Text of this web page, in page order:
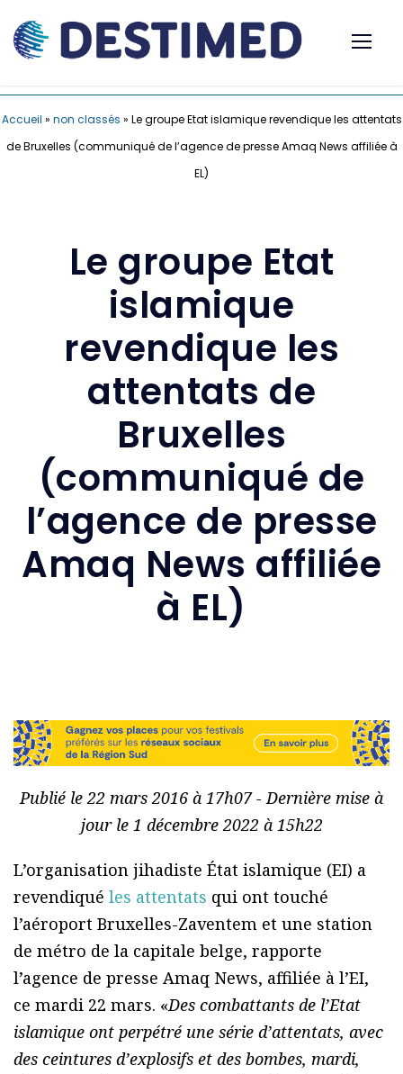
Accueil » non classés » Le groupe Etat islamique revendique les attentats
de Bruxelles (communiqué de l’agence de presse Amaq News affiliée à
EL)
Le groupe Etat
islamique
revendique les
attentats de
Bruxelles
(communiqué de
l’agence de presse
Amaq News affiliée
à EL)
Publié le 22 mars 2016 à 17h07 - Dernière mise à
jour le 1 décembre 2022 à 15h22
L’organisation jihadiste État islamique (EI) a
revendiqué les attentats qui ont touché
l’aéroport Bruxelles-Zaventem et une station
de métro de la capitale belge, rapporte
l’agence de presse Amaq News, affiliée à l’EI,
ce mardi 22 mars. «Des combattants de l’Etat
islamique ont perpétré une série d’attentats, avec
des ceintures d’explosifs et des bombes, mardi,